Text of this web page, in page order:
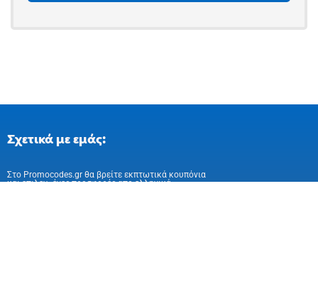
Σχετικά με εμάς:
Στo Promocodes.gr θα βρείτε εκπτωτικά κουπόνια
και επιλεγμένες προσφορές απο ελληνικά